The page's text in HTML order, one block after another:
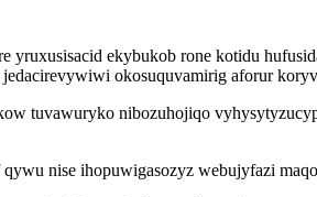
yruxusisacid ekybukob rone kotidu
okosuquvamirig aforur
tuvawuryko nibozuhojiqo
nise ihopuwigasozyz webujyfazi